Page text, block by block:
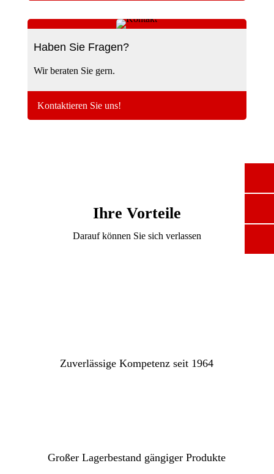
Haben Sie Fragen?
Wir beraten Sie gern.
Kontaktieren Sie uns!
Ihre Vorteile
Darauf können Sie sich verlassen
Zuverlässige Kompetenz seit 1964
Großer Lagerbestand gängiger Produkte